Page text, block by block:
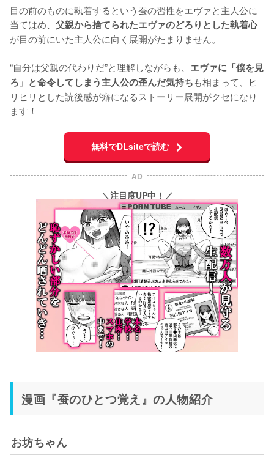
目の前のものに執着するという蚕の習性をエヴァと主人公に
当てはめ、 父親から捨てられたエヴァのどろりとした執着心
が目の前にいた主人公に向く展開がたまりません。
“自分は父親の代わりだ”と理解しながらも、 エヴァに「僕を見
ろ」と命令してしまう主人公の歪んだ気持ちも相まって、ヒ
リヒリとした読後感が癖になるストーリー展開がクセになり
ます！
無料でDLsiteで読む
AD
＼注目度UP中！／
漫画『蚕のひとつ覚え』の人物紹介
お坊ちゃん